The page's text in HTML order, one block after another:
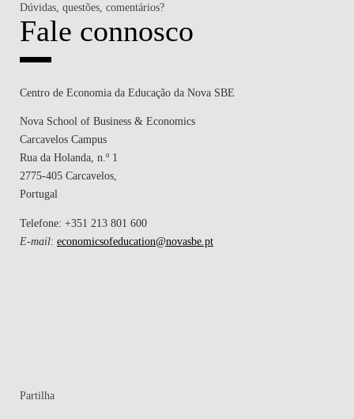
Dúvidas, questões, comentários?
Fale connosco
Centro de Economia da Educação da Nova SBE
Nova School of Business & Economics
Carcavelos Campus
Rua da Holanda, n.º 1
2775-405 Carcavelos,
Portugal
Telefone: +351 213 801 600
E-mail: economicsofeducation@novasbe.pt
Partilha